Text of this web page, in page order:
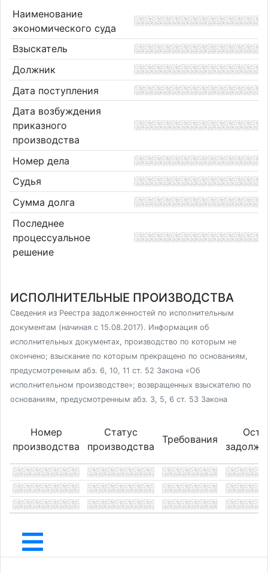
Наименование
экономического суда
Взыскатель
Должник
Дата поступления
Дата возбуждения
приказного
производства
Номер дела
Судья
Сумма долга
Последнее
процессуальное
решение
ИСПОЛНИТЕЛЬНЫЕ ПРОИЗВОДСТВА
Сведения из Реестра задолженностей по исполнительным
документам (начиная с 15.08.2017). Информация об
исполнительных документах, производство по которым не
окончено; взыскание по которым прекращено по основаниям,
предусмотренным абз. 6, 10, 11 ст. 52 Закона «Об
исполнительном производстве»; возвращенных взыскателю по
основаниям, предусмотренным абз. 3, 5, 6 ст. 53 Закона
Номер
производства
Статус
производства
Требования